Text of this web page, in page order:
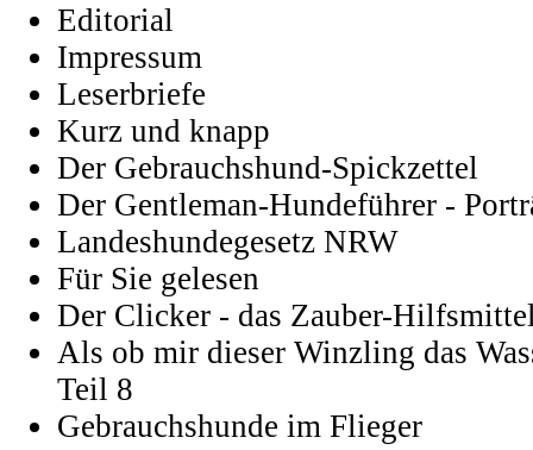
Editorial
Impressum
Leserbriefe
Kurz und knapp
Der Gebrauchshund-Spickzettel
Der Gentleman-Hundeführer -
Landeshundegesetz NRW
Für Sie gelesen
Der Clicker - das Zauber-
Als ob mir dieser Winzling das
Teil 8
Gebrauchshunde im Flieger